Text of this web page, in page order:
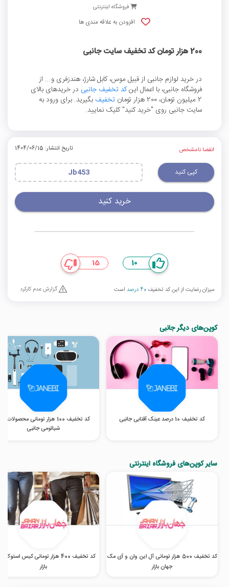
فروشگاه اینترنتی
افزودن به علاقه مندی ها
200 هزار تومان کد تخفیف سایت جانبی
در خرید لوازم جانبی از قبیل موس، کابل شارژ، هندزفری و... از
فروشگاه جانبی، با اعمال اینکد تخفیف جانبی در خریدهای بالای
2 میلیون تومان، 200 هزار تومان
تخفیف بگیرید. برای ورود به
سایت جانبی روی "خرید کنید" کلیک نمایید.
انقضا نامشخص تاریخ انتشار: 1404/06/15
کپی کنید Jb453
خرید کنید
10
15
میزان رضایت از این کد تخفیف 40 درصد است گزارش عدم کارکرد
کوپن‌های دیگر جانبی
کد تخفیف 10 درصد عینک آفتابی جانبی
کد تخفیف 100 هزار تومانی محصولات
شیائومی جانبی
سایر کوپن‌های فروشگاه اینترنتی
کد تخفیف 500 هزار تومانی آل این وان و آی مک
جهان بازار
کد تخفیف 400 هزار تومانی کیس
بازار